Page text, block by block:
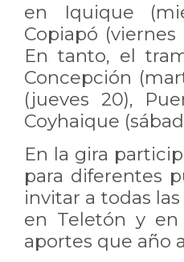
en Iquique
Copiapó (viernes
En tanto, el
Concepción
(jueves 20),
Coyhaique
En la gira
para diferentes
invitar a todas
en Teletón y en
aportes que año